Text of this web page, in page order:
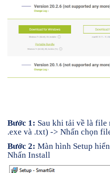
Bước 1: Sau khi tải về là
.exe và .txt) -> Nhấn chọn
Bước 2: Màn hình Setup
Nhấn Install